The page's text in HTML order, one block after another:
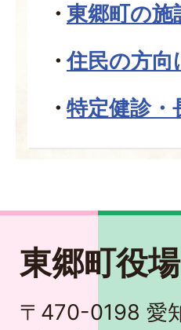
東郷町の施
住民の方向
特定健診・
東郷町役場
〒470-0198 愛